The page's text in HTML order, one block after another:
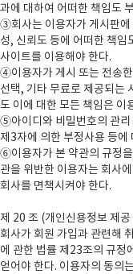
과에 대하여 어떠한 책임도
③회사는 이용자가 게시판에
성, 신뢰도 등에 어떠한 책임
사이트를 이용해야 한다.
④이용자가 게시 또는 전송
선택, 기타 무료로 제공되는
도 이에 대한 모든 책임은 이
⑤아이디와 비밀번호의 관리
제3자에 의한 부정사용 등에
⑥이용자가 본 약관의 규정
관을 위반한 이용자는 회사
회사를 면책시켜야 한다.
제 20 조 (개인신용정보 제
회사가 회원 가입과 관련해
에 관한 법률 제23조의 규정
얻어야 한다. 이용자의 동의